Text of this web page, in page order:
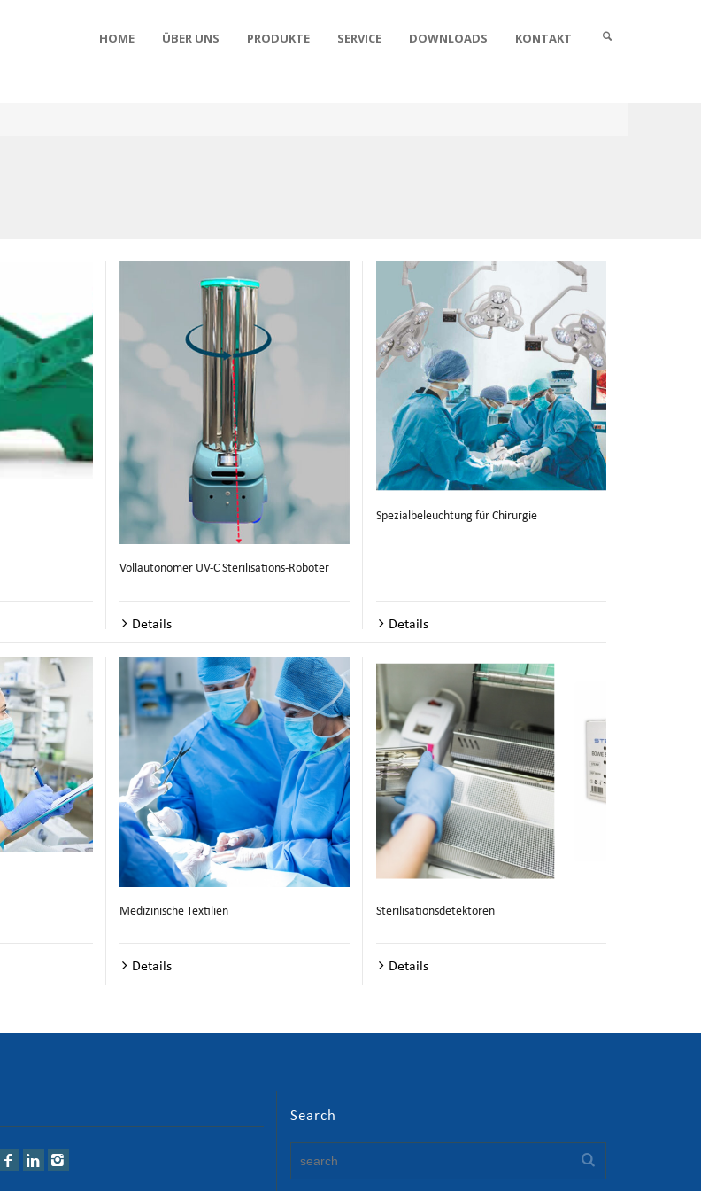
HOME ÜBER UNS PRODUKTE SERVICE DOWNLOADS KONTAKT
Vollautonomer UV-C Sterilisations-Roboter
Details
Spezialbeleuchtung für Chirurgie
Details
Medizinische Textilien
Details
Sterilisationsdetektoren
Details
Search